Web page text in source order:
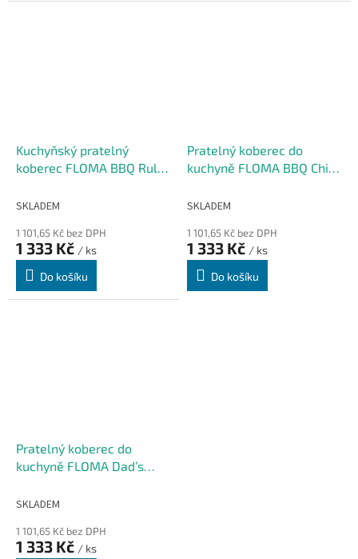
Kuchyňský pratelný
koberec FLOMA BBQ Rules
SKLADEM
1 101,65 Kč bez DPH
1 333 Kč / ks
Do košíku
Pratelný koberec do
kuchyně FLOMA BBQ Chill
0,5 cm
SKLADEM
1 101,65 Kč bez DPH
1 333 Kč / ks
Do košíku
Pratelný koberec do
kuchyně FLOMA Dad’s
0,5 cm
SKLADEM
1 101,65 Kč bez DPH
1 333 Kč / ks